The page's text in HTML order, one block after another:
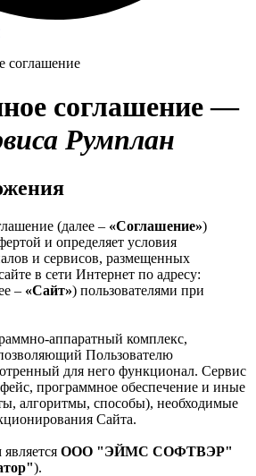
соглашение
соглашение —
Румплан
(далее – «Соглашение»)
и определяет условия
и сервисов, размещенных
в сети Интернет по адресу:
– «Сайт») пользователями при
аппаратный комплекс,
Пользователю
для него функционал. Сервис
программное обеспечение и иные
алгоритмы, способы), необходимые
Сайта.
ООО "ЭЙМС СОФТВЭР"
).